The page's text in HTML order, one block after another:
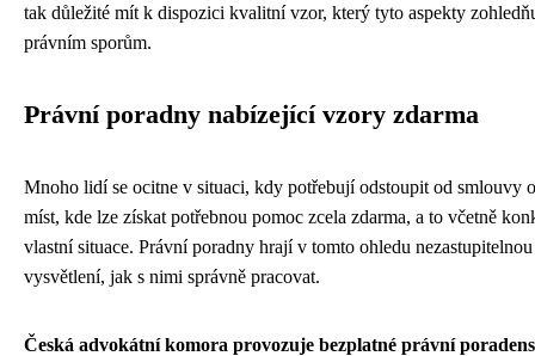
tak důležité mít k dispozici kvalitní vzor, který tyto aspekty
právním sporům.
Právní poradny nabízející vzory zdarma
Mnoho lidí se ocitne v situaci, kdy potřebují odstoupit od smlouvy
míst, kde lze získat potřebnou pomoc zcela zdarma, a to včetně
vlastní situace. Právní poradny hrají v tomto ohledu
vysvětlení, jak s nimi správně pracovat.
Česká advokátní komora provozuje bezplatné právní